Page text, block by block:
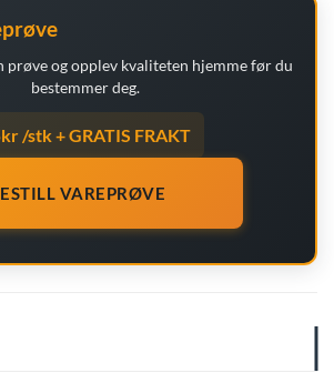
prøve og opplev kvaliteten hjemme før du
bestemmer deg.
/stk + GRATIS FRAKT
VAREPRØVE